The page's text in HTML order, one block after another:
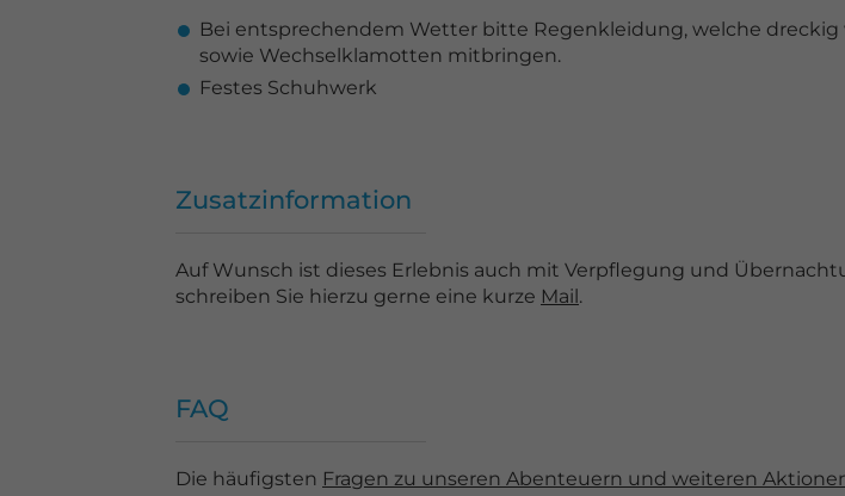
Bei entsprechendem Wetter bitte Regenkleidung, welche dreckig
sowie Wechselklamotten mitbringen.
Festes Schuhwerk
Zusatzinformation
Auf Wunsch ist dieses Erlebnis auch mit Verpflegung und
schreiben Sie hierzu gerne eine kurze Mail.
FAQ
Die häufigsten Fragen zu unseren Abenteuern und weiteren